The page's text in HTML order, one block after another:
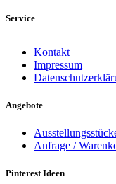
Service
Kontakt
Impressum
Angebote
Anfrage /
Pinterest Ideen